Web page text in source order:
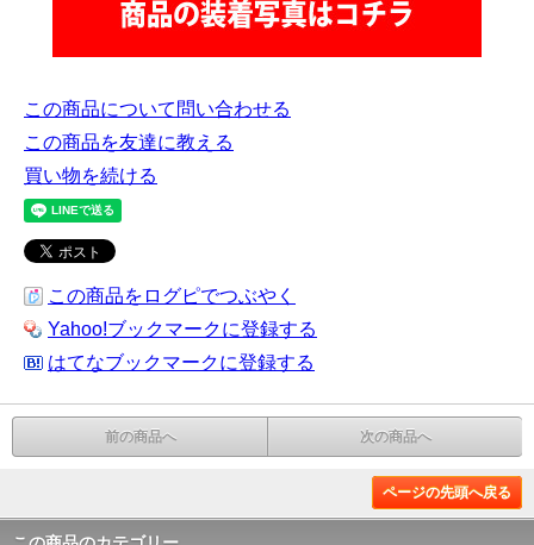
この商品について問い合わせる
この商品を友達に教える
買い物を続ける
この商品をログピでつぶやく
Yahoo!ブックマークに登録する
はてなブックマークに登録する
前の商品へ 次の商品へ
ページの先頭へ戻る